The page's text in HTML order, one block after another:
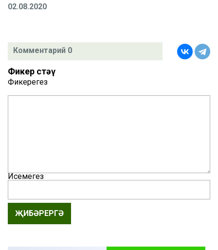
02.08.2020
Комментарий 0
Фикер өстәү
Фикерегез
Исемегез
ҖИБӘРЕРГӘ